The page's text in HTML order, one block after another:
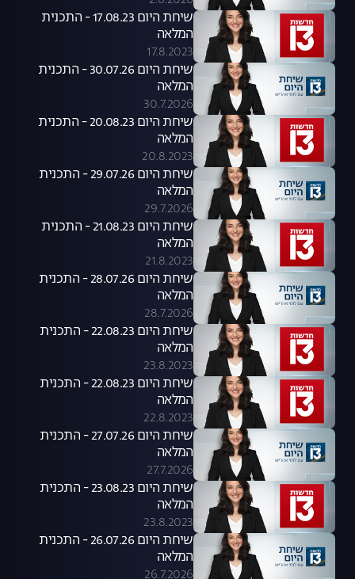
שיחת היום 17.08.23 - התכנית
המלאה
17.8.2023
שיחת היום 30.07.26 - התכנית
המלאה
30.7.2026
שיחת היום 20.08.23 - התכנית
המלאה
20.8.2023
שיחת היום 29.07.26 - התכנית
המלאה
29.7.2026
שיחת היום 21.08.23 - התכנית
המלאה
21.8.2023
שיחת היום 28.07.26 - התכנית
המלאה
28.7.2026
שיחת היום 22.08.23 - התכנית
המלאה
23.8.2023
שיחת היום 22.08.23 - התכנית
המלאה
22.8.2023
שיחת היום 27.07.26 - התכנית
המלאה
27.7.2026
שיחת היום 23.08.23 - התכנית
המלאה
23.8.2023
שיחת היום 26.07.26 - התכנית
המלאה
26.7.2026